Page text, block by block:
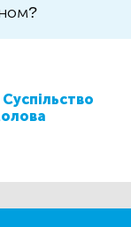
Суспільство